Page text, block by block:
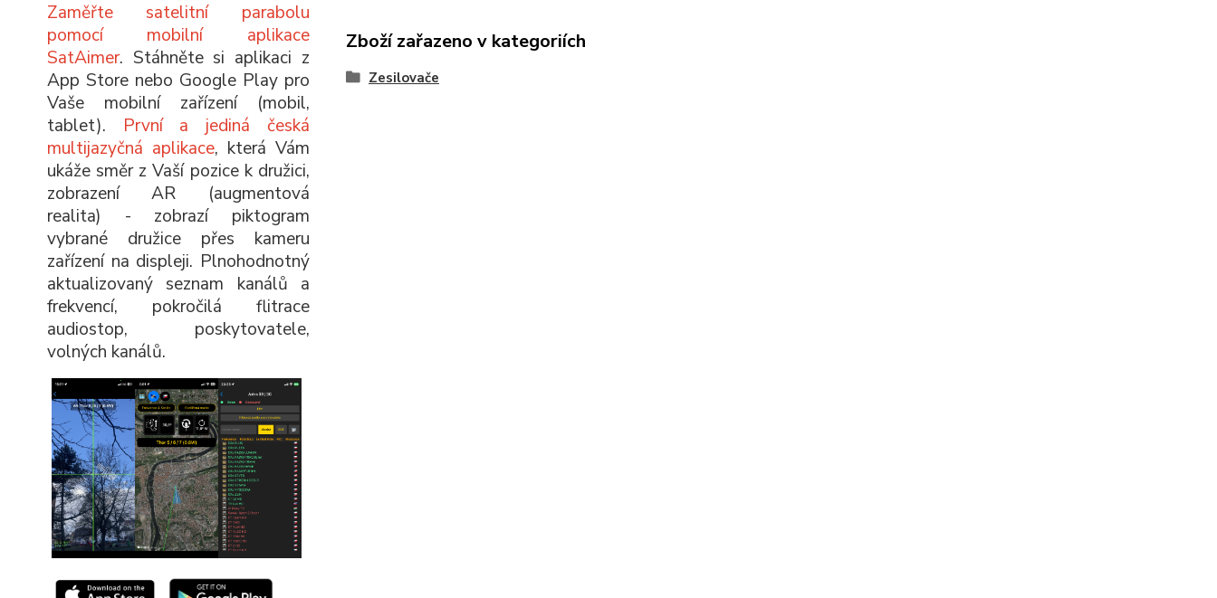
Zaměřte satelitní parabolu
pomocí mobilní aplikace
SatAimer. Stáhněte si aplikaci z
App Store nebo Google Play pro
Vaše mobilní zařízení (mobil,
tablet). První a jediná česká
multijazyčná aplikace, která Vám
ukáže směr z Vaší pozice k družici,
zobrazení AR (augmentová
realita) - zobrazí piktogram
vybrané družice přes kameru
zařízení na displeji. Plnohodnotný
aktualizovaný seznam kanálů a
frekvencí, pokročilá flitrace
audiostop, poskytovatele,
volných kanálů.
Zboží zařazeno v kategoriích
Zesilovače